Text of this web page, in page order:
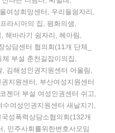
여성희망센터, 우리들쉼자리,
라시아의 집, 평화의샘,
해바라기 쉼자리, 헤아림,
상담센터 협의회(11개 단체_
부설 춘천길잡이의집,
김해성인권지원센터 어울림,
지원센터, 부산여성지원센터
젠더 부설 여성인권센터 쉬고,
여성인권지원센터 새날지기,
성폭력상담소협의회(132개
, 민주사회를위한변호사모임